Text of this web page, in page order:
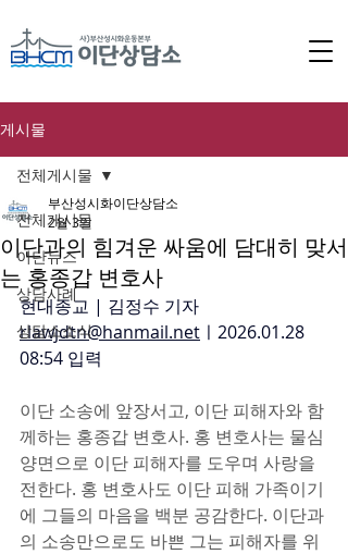
게시물
전체게시물
이단뉴스
상담사례
상담소소식
전체게시물
이단과의 힘겨운 싸움에 담대히 맞서
는 홍종갑 변호사
부산성시화이단상담소
2월 3일
현대종교 | 김정수 기자
rlawjdtn@hanmail.net ㅣ2026.01.28
08:54 입력
이단 소송에 앞장서고, 이단 피해자와 함
께하는 홍종갑 변호사. 홍 변호사는 물심
양면으로 이단 피해자를 도우며 사랑을
전한다. 홍 변호사도 이단 피해 가족이기
에 그들의 마음을 백분 공감한다. 이단과
의 소송만으로도 바쁜 그는 피해자를 위